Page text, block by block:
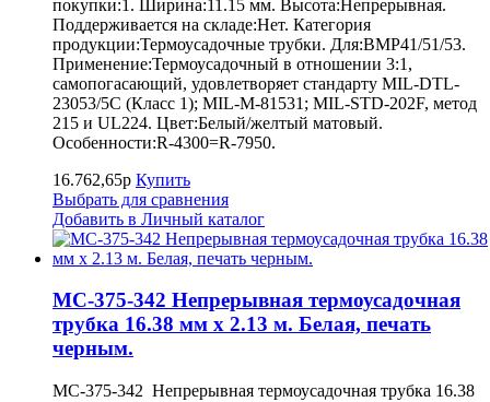
покупки:1. Ширина:11.15 мм. Высота:Непрерывная.
Поддерживается на складе:Нет. Категория
продукции:Термоусадочные трубки. Для:BMP41/51/53.
Применение:Термоусадочный в отношении 3:1,
самопогасающий, удовлетворяет стандарту MIL-DTL-
23053/5C (Класс 1); MIL-M-81531; MIL-STD-202F, метод
215 и UL224. Цвет:Белый/желтый матовый.
Особенности:R-4300=R-7950.
16.762,65р Купить
Выбрать для сравнения
Добавить в Личный каталог
MC-375-342 Непрерывная термоусадочная
трубка 16.38 мм х 2.13 м. Белая, печать
черным.
MC-375-342 Непрерывная термоусадочная трубка 16.38